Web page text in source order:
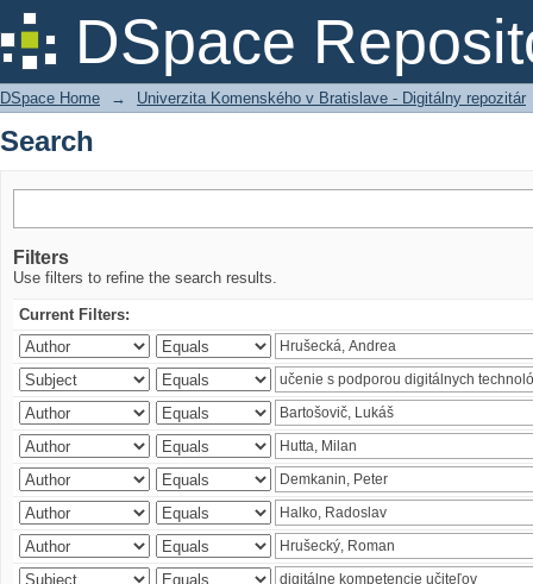
DSpace
Search
DSpace Home → Univerzita Komenského v Bratislave - Digitálny repozitár
Search
Filters
Use filters to refine the search results.
Current Filters: